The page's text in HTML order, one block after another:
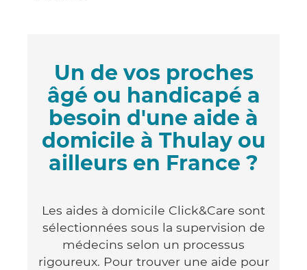
Un de vos proches
âgé ou handicapé a
besoin d'une aide à
domicile à Thulay ou
ailleurs en France ?
Les aides à domicile Click&Care sont
sélectionnées sous la supervision de
médecins selon un processus
rigoureux. Pour trouver une aide pour